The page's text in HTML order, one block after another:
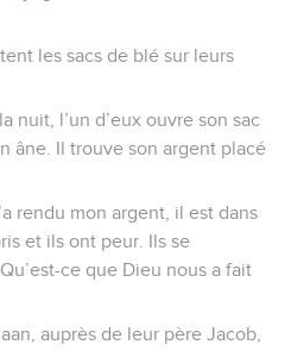
les sacs de blé sur leurs
nuit, l’un d’eux ouvre son sac
âne. Il trouve son argent placé
rendu mon argent, il est dans
et ils ont peur. Ils se
ce que Dieu nous a fait
auprès de leur père Jacob,